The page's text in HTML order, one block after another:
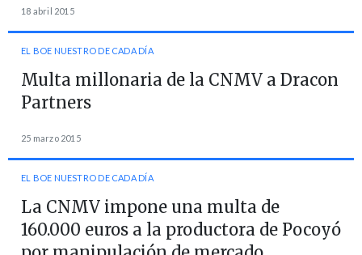
18 abril 2015
EL BOE NUESTRO DE CADA DÍA
Multa millonaria de la CNMV a Dracon
Partners
25 marzo 2015
EL BOE NUESTRO DE CADA DÍA
La CNMV impone una multa de
160.000 euros a la productora de Pocoyó